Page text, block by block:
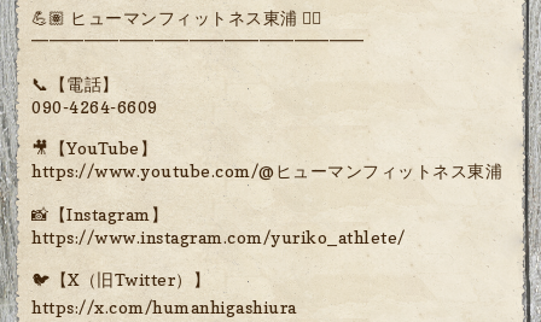
💪🏽 ヒューマンフィットネス東浦 🏋️‍♀️
━━━━━━━━━━━━━━━━━━━
📞【電話】
090-4264-6609
🎥【YouTube】
https://www.youtube.com/@ヒューマンフィットネス東浦
📸【Instagram】
https://www.instagram.com/yuriko_athlete/
🐦【X（旧Twitter）】
https://x.com/humanhigashiura